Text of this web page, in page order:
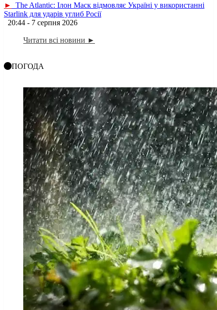
►
The Atlantic: Ілон Маск відмовляє Україні у використанні
Starlink для ударів углиб Росії
20:44 - 7 серпня 2026
Читати всі новини ►
ПОГОДА